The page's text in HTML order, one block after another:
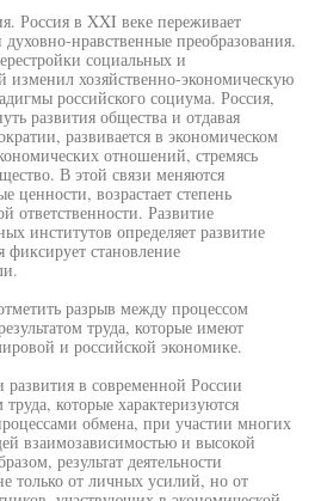
Россия в XXI веке переживает
нравственные преобразования.
социальных и
изменил хозяйственно-экономическую
российского социума. Россия,
развития общества и отдавая
развивается в экономическом
отношений, стремясь
В этой связи меняются
ценности, возрастает степень
ответственности. Развитие
институтов определяет развитие
фиксирует становление
разрыв между процессом
труда, которые имеют
и российской экономике.
в современной России
которые характеризуются
обмена, при участии многих
взаимозависимостью и высокой
результат деятельности
только от личных усилий, но от